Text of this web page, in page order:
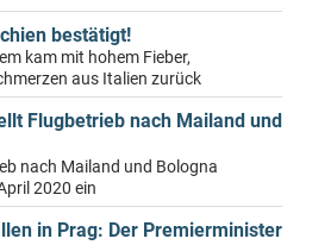
bestätigt!
kam mit hohem Fieber,
aus Italien zurück
Flugbetrieb nach Mailand und
nach Mailand und Bologna
2020 ein
in Prag: Der Premierminister